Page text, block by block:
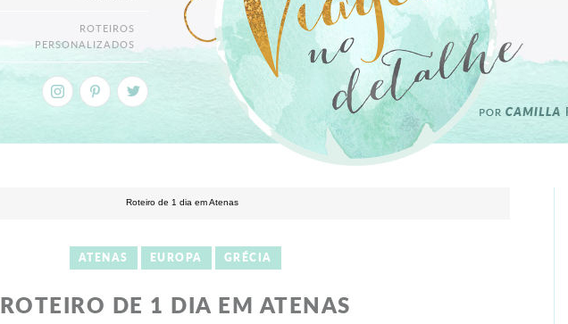
ROTEIROS
PERSONALIZADOS
ATENAS EUROPA GRÉCIA
ROTEIRO DE 1 DIA EM ATENAS